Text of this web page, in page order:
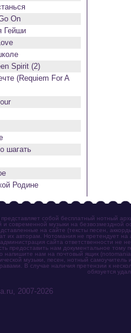
On
Гейши
Spirit (2)
(Requiem For A
шагать
Родине
собой бесплатный нотный
и современной музыки на безвозмездной
на сайте (тексты песен,
их авторам. Нотомания не претендует
администрация сайта ответственности не
предоставить нам документальное
напишите нам на почтовый ящик
музыки, песен, нотный
В случае наличия претензии к
обязуется
2007-2026